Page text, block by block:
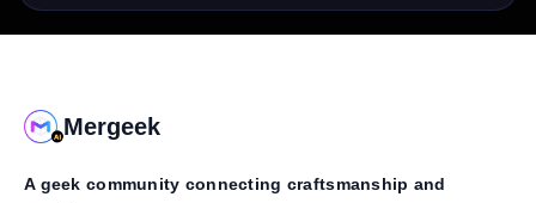
Mergeek
A geek community connecting craftsmanship and